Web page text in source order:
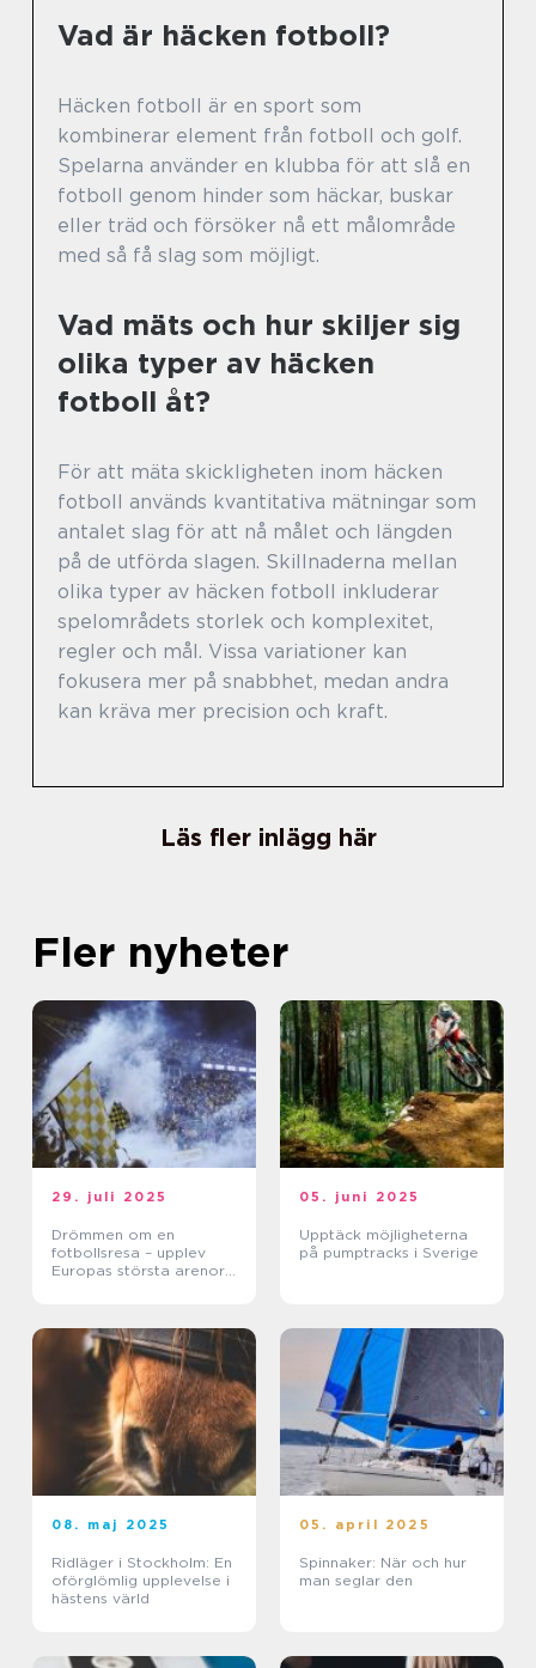
Vad är häcken fotboll?
Häcken fotboll är en sport som
kombinerar element från fotboll och golf.
Spelarna använder en klubba för att slå en
fotboll genom hinder som häckar, buskar
eller träd och försöker nå ett målområde
med så få slag som möjligt.
Vad mäts och hur skiljer sig
olika typer av häcken
fotboll åt?
För att mäta skickligheten inom häcken
fotboll används kvantitativa mätningar som
antalet slag för att nå målet och längden
på de utförda slagen. Skillnaderna mellan
olika typer av häcken fotboll inkluderar
spelområdets storlek och komplexitet,
regler och mål. Vissa variationer kan
fokusera mer på snabbhet, medan andra
kan kräva mer precision och kraft.
Läs fler inlägg här
Fler nyheter
29. juli 2025
Drömmen om en
fotbollsresa – upplev
Europas största arenor
05. juni 2025
Upptäck möjligheterna
på pumptracks i Sverige
08. maj 2025
Ridläger i Stockholm: En
oförglömlig upplevelse i
hästens värld
05. april 2025
Spinnaker: När och hur
man seglar den